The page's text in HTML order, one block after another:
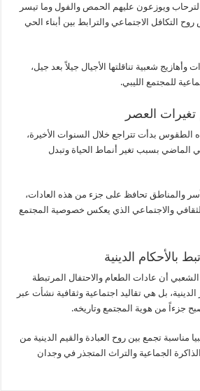
ويوزعون عليهم الحمص والفول وما تيسر
التكافل الاجتماعي والترابط بين أبناء الحي
وأهازيج شعبية تناقلتها الأجيال جيلاً بعد جيل،
للمجتمع الليبي.
تغيرات العصر
الطقوس بدأت تتراجع خلال السنوات الأخيرة،
الماضي بسبب تغير أنماط الحياة وتبدل
والمناطق تحافظ على جزء من هذه العادات،
والاجتماعي الذي يعكس خصوصية المجتمع
بالأحكام الدينية
أن عادات الطعام والاحتفال المرتبطة
بل هي تقاليد اجتماعية وثقافية نشأت عبر
جزءاً من هوية المجتمع وتاريخه.
مناسبة تجمع بين روح العبادة والقيم الدينية من
الجماعية والتراث المتجذر في وجدان